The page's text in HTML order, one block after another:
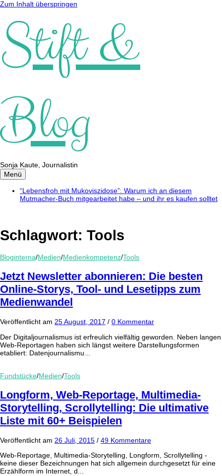
Zum Inhalt überspringen
Stift &
Blog
Sonja Kaute, Journalistin
Menü
“Lebensfroh mit Mukoviszidose”: Warum ich an diesem
Mutmacher-Buch mitgearbeitet habe – und ihr es kaufen solltet
Schlagwort: Tools
Bloginterna/Medien/Medienkompetenz/Tools
Jetzt Newsletter abonnieren: Die besten
Online-Storys, Tool- und Lesetipps zum
Medienwandel
Veröffentlicht am 25 August, 2017 / 0 Kommentar
Der Digitaljournalismus ist erfreulich vielfältig geworden. Neben langen
Web-Reportagen haben sich längst weitere Darstellungsformen
etabliert: Datenjournalismu...
Fundstücke/Medien/Tools
Longform, Web-Reportage, Multimedia-
Storytelling, Scrollytelling: Die ultimative
Liste mit 60+ Beispielen
Veröffentlicht am 26 Juli, 2015 / 49 Kommentare
Web-Reportage, Multimedia-Storytelling, Longform, Scrollytelling -
keine dieser Bezeichnungen hat sich allgemein durchgesetzt für eine
Erzählform im Internet, d...